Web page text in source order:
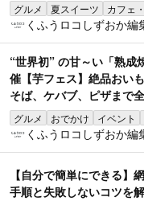
グルメ 夏スイーツ カフェ
くふうロコしずおか編
“世界初” の甘～い「熟成
催【芋フェス】絶品おい
そば、ケバブ、ピザまで
グルメ おでかけ イベント
くふうロコしずおか編
【自分で簡単にできる】
手順と失敗しないコツを